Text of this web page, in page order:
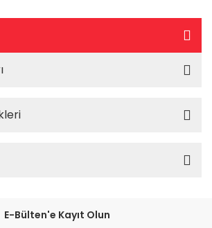
E-Bülten'e Kayıt Olun